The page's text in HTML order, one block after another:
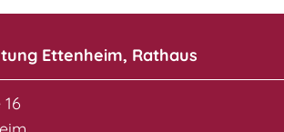
Ettenheim, Rathaus